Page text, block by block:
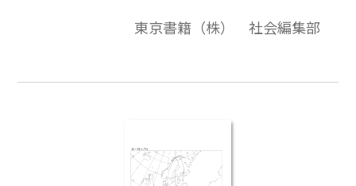
ト作成やワークシート作成などで，自由に
東京書籍（株） 社会編集部